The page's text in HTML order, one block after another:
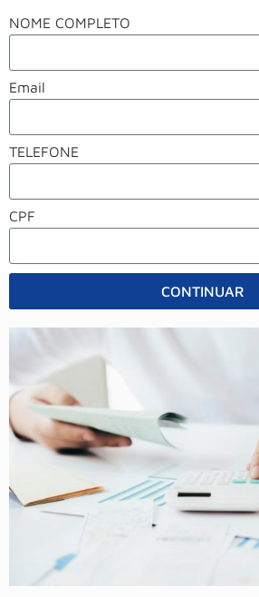
NOME COMPLETO
Email
TELEFONE
CPF
CONTINUAR